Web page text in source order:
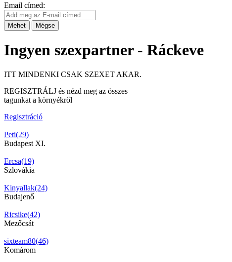
Email címed:
Mehet Mégse
Ingyen szexpartner - Ráckeve
ITT MINDENKI CSAK SZEXET AKAR.
REGISZTRÁLJ és nézd meg az összes
tagunkat a környékről
Regisztráció
Peti(29)
Budapest XI.
Ercsa(19)
Szlovákia
Kinyallak(24)
Budajenő
Ricsike(42)
Mezőcsát
sixteam80(46)
Komárom